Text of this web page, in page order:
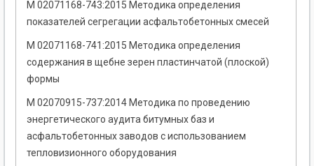
М 02071168-743:2015 Методика определения
показателей сегрегации асфальтобетонных смесей
М 02071168-741:2015 Методика определения
содержания в щебне зерен пластинчатой (плоской)
формы
М 02070915-737:2014 Методика по проведению
энергетического аудита битумных баз и
асфальтобетонных заводов с использованием
тепловизионного оборудования